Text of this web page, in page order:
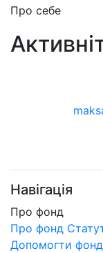
Про себе
Навігація
Про фонд
Про фонд
Допомогти